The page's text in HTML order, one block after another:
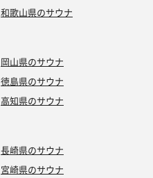
和歌山県のサウナ
岡山県のサウナ
徳島県のサウナ
高知県のサウナ
長崎県のサウナ
宮崎県のサウナ